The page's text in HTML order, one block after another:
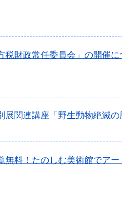
税財政常任委員会」の開催に
展関連講座「野生動物絶滅
無料！たのしむ美術館でアー